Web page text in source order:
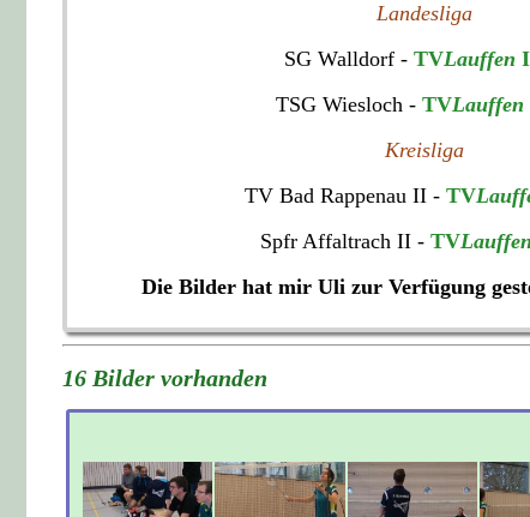
Landesliga
SG Walldorf -TVLauffen
TSG Wiesloch -TVLauffen
Kreisliga
TV Bad Rappenau II - TV
Spfr Affaltrach II - TVLauffen
Die Bilder hat mir Uli zur Verfügung
16 Bilder vorhanden